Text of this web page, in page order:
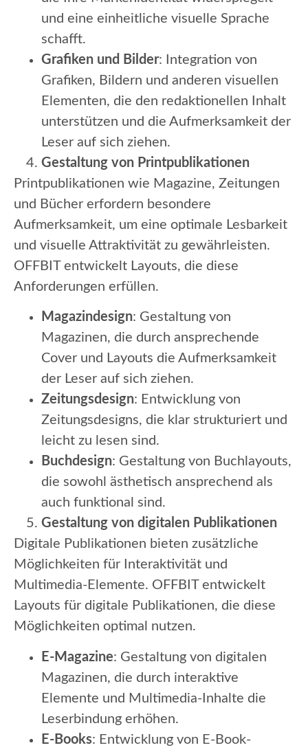
und eine einheitliche visuelle Sprache
schafft.
Grafiken und Bilder: Integration von
Grafiken, Bildern und anderen visuellen
Elementen, die den redaktionellen Inhalt
unterstützen und die Aufmerksamkeit der
Leser auf sich ziehen.
Gestaltung von Printpublikationen
Printpublikationen wie Magazine, Zeitungen
und Bücher erfordern besondere
Aufmerksamkeit, um eine optimale Lesbarkeit
und visuelle Attraktivität zu gewährleisten.
OFFBIT entwickelt Layouts, die diese
Anforderungen erfüllen.
Magazindesign: Gestaltung von
Magazinen, die durch ansprechende
Cover und Layouts die Aufmerksamkeit
der Leser auf sich ziehen.
Zeitungsdesign: Entwicklung von
Zeitungsdesigns, die klar strukturiert und
leicht zu lesen sind.
Buchdesign: Gestaltung von Buchlayouts,
die sowohl ästhetisch ansprechend als
auch funktional sind.
Gestaltung von digitalen Publikationen
Digitale Publikationen bieten zusätzliche
Möglichkeiten für Interaktivität und
Multimedia-Elemente. OFFBIT entwickelt
Layouts für digitale Publikationen, die diese
Möglichkeiten optimal nutzen.
E-Magazine: Gestaltung von digitalen
Magazinen, die durch interaktive
Elemente und Multimedia-Inhalte die
Leserbindung erhöhen.
E-Books: Entwicklung von E-Book-